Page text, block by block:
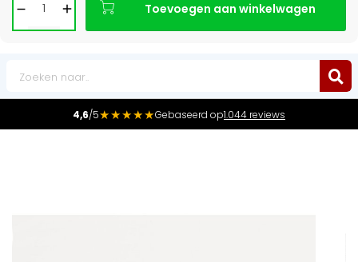
4,6/5★★★★★Gebaseerd op1.044 reviews
Toevoegen aan winkelwagen